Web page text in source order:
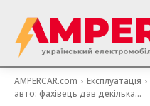
AMPERCAR.com Експлуатація
авто: фахівець дав декілька...